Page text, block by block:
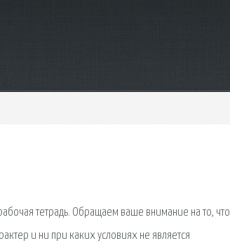
тетрадь. Обращаем ваше внимание на то, что
и ни при каких условиях не является